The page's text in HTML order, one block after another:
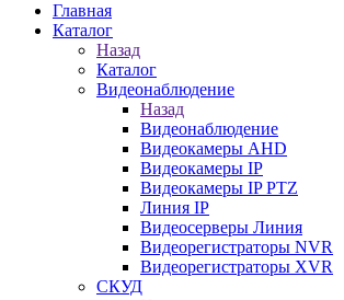
Главная
Каталог
Назад
Каталог
Видеонаблюдение
Назад
Видеонаблюдение
Видеокамеры AHD
Видеокамеры IP
Видеокамеры IP PTZ
Линия IP
Видеосерверы Линия
Видеорегистраторы NVR
Видеорегистраторы XVR
СКУД